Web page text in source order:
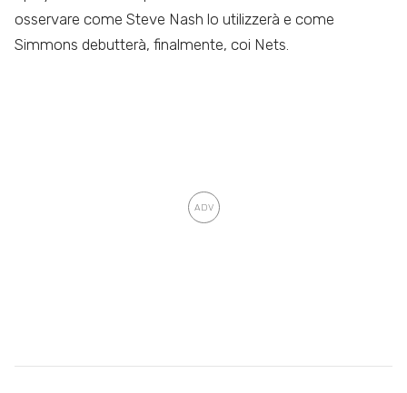
osservare come Steve Nash lo utilizzerà e come
Simmons debutterà, finalmente, coi Nets.